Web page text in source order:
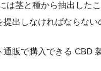
は茎と種から抽出した
出しなければならない
販で購入できる CBD